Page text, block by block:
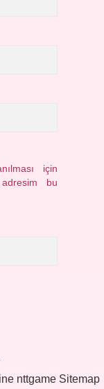
için
bu
nttgame Sitemap